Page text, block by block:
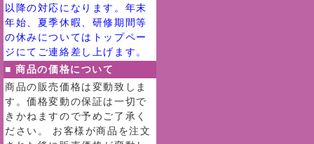
以降の対応になります。年末
年始、夏季休暇、研修期間等
の休みについてはトップペー
ジにてご連絡差し上げます。
■ 商品の価格について
商品の販売価格は変動致しま
す。価格変動の保証は一切で
きかねますので予めご了承く
ださい。 お客様が商品を注文